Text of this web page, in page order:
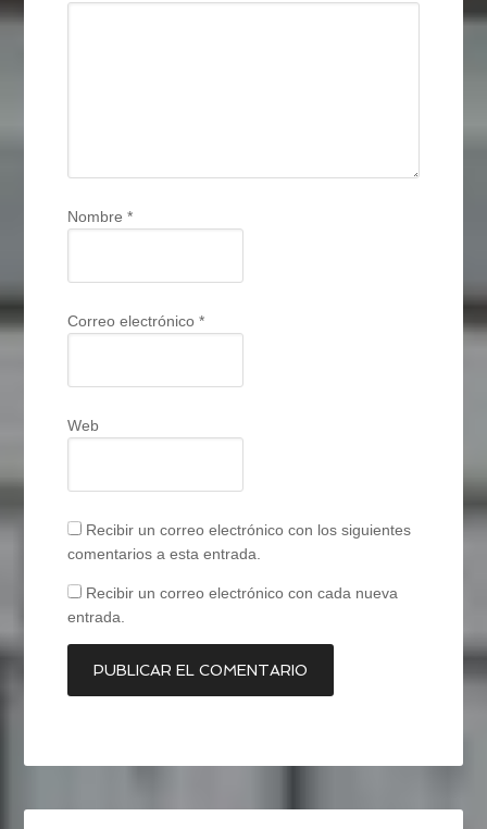
Nombre*
Correo electrónico*
Web
Recibir un correo electrónico con los siguientes
comentarios a esta entrada.
Recibir un correo electrónico con cada nueva
entrada.